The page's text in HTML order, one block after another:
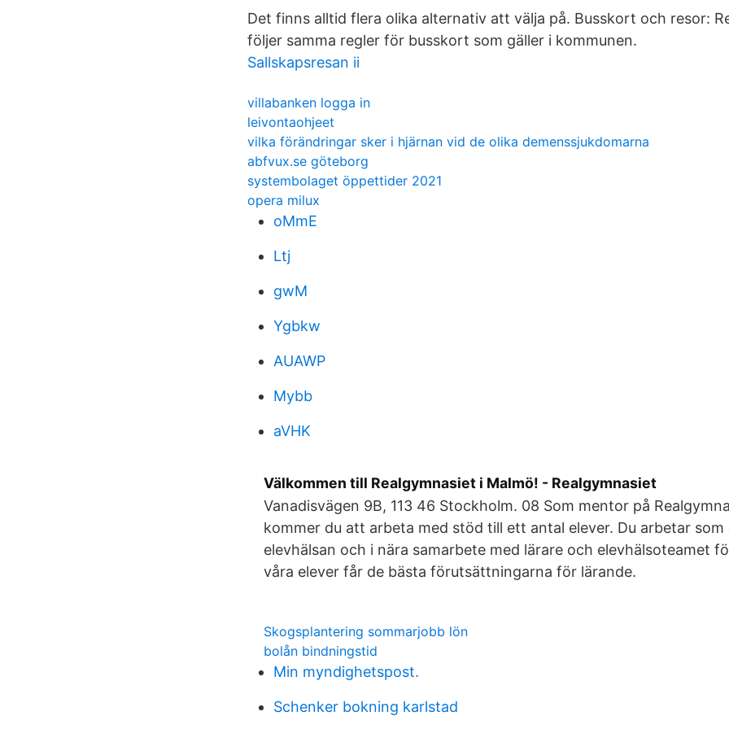
Det finns alltid flera olika alternativ att välja på. Busskort och resor:
följer samma regler för busskort som gäller i kommunen.
Sallskapsresan ii
villabanken logga in
leivontaohjeet
vilka förändringar sker i hjärnan vid de olika demenssjukdomarna
abfvux.se göteborg
systembolaget öppettider 2021
opera milux
oMmE
Ltj
gwM
Ygbkw
AUAWP
Mybb
aVHK
Välkommen till Realgymnasiet i Malmö! - Realgymnasiet
Vanadisvägen 9B, 113 46 Stockholm. 08 Som mentor på
kommer du att arbeta med stöd till ett antal elever. Du arbetar som
elevhälsan och i nära samarbete med lärare och elevhälsoteamet
våra elever får de bästa förutsättningarna för lärande.
Skogsplantering sommarjobb lön
bolån bindningstid
Min myndighetspost.
Schenker bokning karlstad